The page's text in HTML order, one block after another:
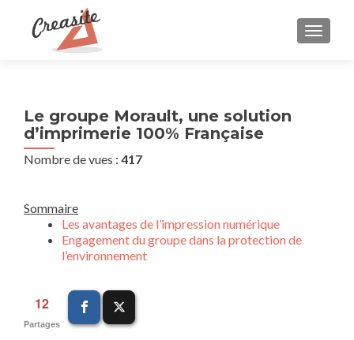
Le groupe Morault, une solution
d’imprimerie 100% Française
Nombre de vues : 417
Sommaire
Les avantages de l’impression numérique
Engagement du groupe dans la protection de
l’environnement
12
Partages